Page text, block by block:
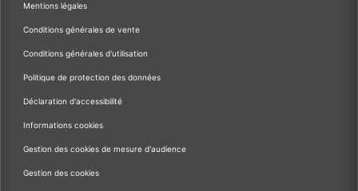
Mentions légales
Conditions générales de vente
Conditions générales d'utilisation
Politique de protection des données
Déclaration d'accessibilité
Informations cookies
Gestion des cookies de mesure d'audience
Gestion des cookies